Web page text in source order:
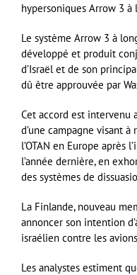
hypersoniques Arrow 3 à
Le système Arrow 3 à
développé et produit
d’Israël et de son
dû être approuvée par
Cet accord est intervenu
d’une campagne visant
l’OTAN en Europe après
l’année dernière, en
des systèmes de
La Finlande, nouveau
annoncer son intention
israélien contre les
Les analystes estiment